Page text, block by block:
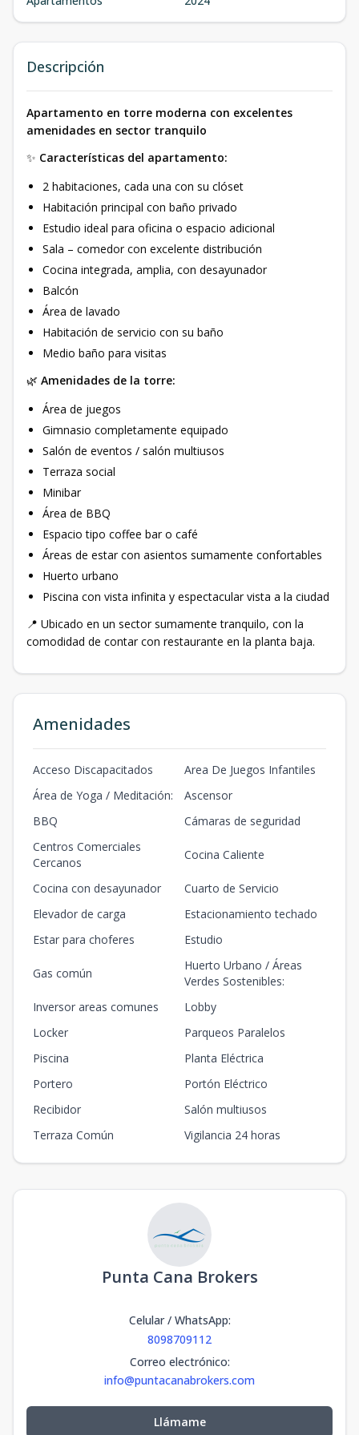
Descripción
Apartamento en torre moderna con excelentes
amenidades en sector tranquilo
✨ Características del apartamento:
2 habitaciones, cada una con su clóset
Habitación principal con baño privado
Estudio ideal para oficina o espacio adicional
Sala – comedor con excelente distribución
Cocina integrada, amplia, con desayunador
Balcón
Área de lavado
Habitación de servicio con su baño
Medio baño para visitas
🌿 Amenidades de la torre:
Área de juegos
Gimnasio completamente equipado
Salón de eventos / salón multiusos
Terraza social
Minibar
Área de BBQ
Espacio tipo coffee bar o café
Áreas de estar con asientos sumamente confortables
Huerto urbano
Piscina con vista infinita y espectacular vista a la ciudad
📍 Ubicado en un sector sumamente tranquilo, con la
comodidad de contar con restaurante en la planta baja.
Amenidades
Acceso Discapacitados
Area De Juegos Infantiles
Área de Yoga / Meditación:
Ascensor
BBQ
Cámaras de seguridad
Centros Comerciales
Cercanos
Cocina Caliente
Cocina con desayunador
Cuarto de Servicio
Elevador de carga
Estacionamiento techado
Estar para choferes
Estudio
Gas común
Huerto Urbano / Áreas
Verdes Sostenibles:
Inversor areas comunes
Lobby
Locker
Parqueos Paralelos
Piscina
Planta Eléctrica
Portero
Portón Eléctrico
Recibidor
Salón multiusos
Terraza Común
Vigilancia 24 horas
Punta Cana Brokers
Celular / WhatsApp:
8098709112
Correo electrónico:
info@puntacanabrokers.com
Llámame